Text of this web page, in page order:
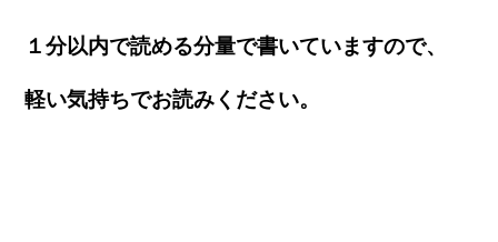
１分以内で読める分量で書いていますので、
軽い気持ちでお読みください。